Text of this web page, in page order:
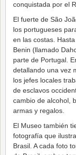
conquistada por el
El fuerte de São
los portugueses
en las costas.
Benin (llamado
parte de Portugal.
detallando una vez
los jefes locales
de esclavos
cambio de alcohol,
armas y regalos.
El Museo también
fotografía que
Brasil. A cada foto